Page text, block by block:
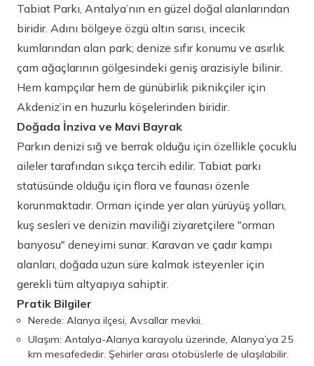
Tabiat Parkı, Antalya’nın en güzel doğal alanlarından
biridir. Adını bölgeye özgü altın sarısı, incecik
kumlarından alan park; denize sıfır konumu ve asırlık
çam ağaçlarının gölgesindeki geniş arazisiyle bilinir.
Hem kampçılar hem de günübirlik piknikçiler için
Akdeniz’in en huzurlu köşelerinden biridir.
Doğada İnziva ve Mavi Bayrak
Parkın denizi sığ ve berrak olduğu için özellikle çocuklu
aileler tarafından sıkça tercih edilir. Tabiat parkı
statüsünde olduğu için flora ve faunası özenle
korunmaktadır. Orman içinde yer alan yürüyüş yolları,
kuş sesleri ve denizin maviliği ziyaretçilere "orman
banyosu" deneyimi sunar. Karavan ve çadır kampı
alanları, doğada uzun süre kalmak isteyenler için
gerekli tüm altyapıya sahiptir.
Pratik Bilgiler
Nerede: Alanya ilçesi, Avsallar mevkii.
Ulaşım: Antalya-Alanya karayolu üzerinde, Alanya’ya 25
km mesafededir. Şehirler arası otobüslerle de ulaşılabilir.